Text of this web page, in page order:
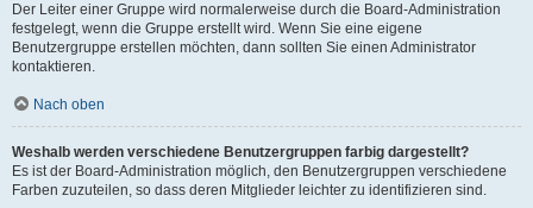
Der Leiter einer Gruppe wird normalerweise durch die Board-Administration
festgelegt, wenn die Gruppe erstellt wird. Wenn Sie eine eigene
Benutzergruppe erstellen möchten, dann sollten Sie einen Administrator
kontaktieren.
Nach oben
Weshalb werden verschiedene Benutzergruppen farbig dargestellt?
Es ist der Board-Administration möglich, den Benutzergruppen verschiedene
Farben zuzuteilen, so dass deren Mitglieder leichter zu identifizieren sind.